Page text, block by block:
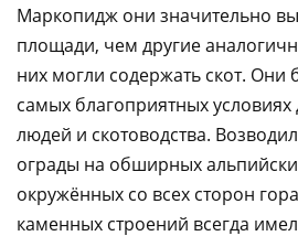
Маркопидж они значительно
площади, чем другие
них могли содержать скот.
самых благоприятных
людей и скотоводства.
ограды на обширных
окружённых со всех сторон
каменных строений всегда